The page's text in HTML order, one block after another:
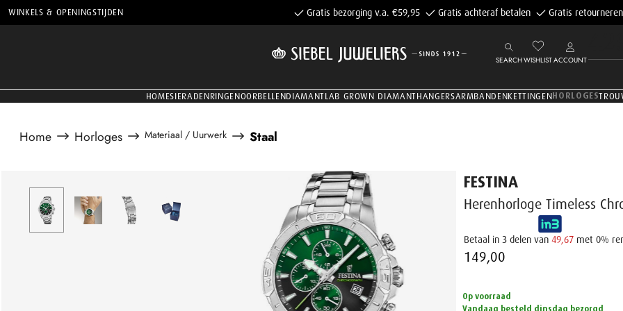
WINKELS & OPENINGSTIJDEN Gratis bezorging v.a. €59,95 Gratis achteraf betalen Gratis
SEARCHWISHLISTACCOUNT
HOMESIERADENRINGENOORBELLENDIAMANTLAB GROWN DIAMANTHANGERSARMBANDENKETTINGENHORLOGES
Home Horloges Materiaal / Uurwerk Staal
FESTINA
Herenhorloge Timeless
Betaal in 3 delen van 49,67met 0%
149,00 ‌
Op voorraad
Vandaag besteld dinsdag bezorgd